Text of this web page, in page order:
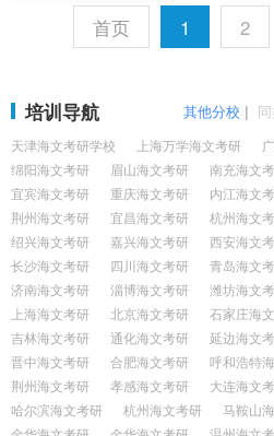
首页 1 2
其他分校 |
培训导航
天津海文考研学校 上海万学海文考研
绵阳海文考研
眉山海文考研 南充海文
宜宾海文考研
重庆海文考研 内江海文
荆州海文考研
宜昌海文考研 杭州海文
绍兴海文考研
嘉兴海文考研 西安海文
长沙海文考研
四川海文考研 青岛海文
济南海文考研
淄博海文考研 潍坊海文
上海海文考研
北京海文考研 石家庄海
吉林海文考研
通化海文考研 延边海文
晋中海文考研
合肥海文考研 呼和浩特
荆州海文考研
孝感海文考研 大连海文
哈尔滨海文考研
杭州海文考研 马鞍山